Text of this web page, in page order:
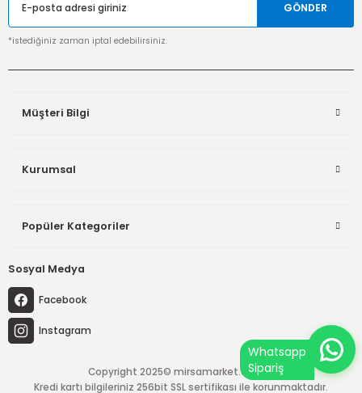
GÖNDER
*istediğiniz zaman iptal edebilirsiniz.
Müşteri Bilgi
Kurumsal
Popüler Kategoriler
Sosyal Medya
Facebook
Instagram
Copyright 2025© mirsamarket.com.tr
Kredi kartı bilgileriniz 256bit SSL sertifikası ile korunmaktadır.